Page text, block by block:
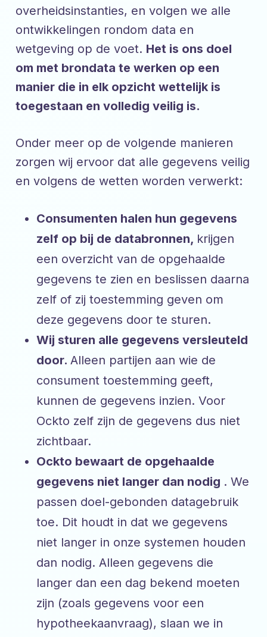
overheidsinstanties, en volgen we alle
ontwikkelingen rondom data en
wetgeving op de voet. Het is ons doel
om met brondata te werken op een
manier die in elk opzicht wettelijk is
toegestaan en volledig veilig is.
Onder meer op de volgende manieren
zorgen wij ervoor dat alle gegevens veilig
en volgens de wetten worden verwerkt:
Consumenten halen hun gegevens
zelf op bij de databronnen, krijgen
een overzicht van de opgehaalde
gegevens te zien en beslissen daarna
zelf of zij toestemming geven om
deze gegevens door te sturen.
Wij sturen alle gegevens versleuteld
door. Alleen partijen aan wie de
consument toestemming geeft,
kunnen de gegevens inzien. Voor
Ockto zelf zijn de gegevens dus niet
zichtbaar.
Ockto bewaart de opgehaalde
gegevens niet langer dan nodig . We
passen doel-gebonden datagebruik
toe. Dit houdt in dat we gegevens
niet langer in onze systemen houden
dan nodig. Alleen gegevens die
langer dan een dag bekend moeten
zijn (zoals gegevens voor een
hypotheekaanvraag), slaan we in